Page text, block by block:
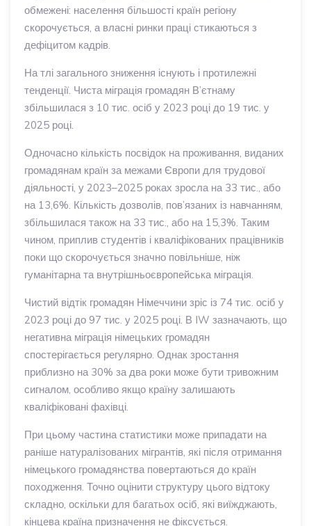
обмежені: населення більшості країн регіону
скорочується, а власні ринки праці стикаються з
дефіцитом кадрів.
На тлі загального зниження існують і протилежні
тенденції. Чиста міграція громадян В’єтнаму
збільшилася з 10 тис. осіб у 2023 році до 19 тис. у
2025 році.
Одночасно кількість посвідок на проживання, виданих
громадянам країн за межами Європи для трудової
діяльності, у 2023–2025 роках зросла на 33 тис., або
на 13,6%. Кількість дозволів, пов’язаних із навчанням,
збільшилася також на 33 тис., або на 15,3%. Таким
чином, приплив студентів і кваліфікованих працівників
поки що скорочується значно повільніше, ніж
гуманітарна та внутрішньоєвропейська міграція.
Чистий відтік громадян Німеччини зріс із 74 тис. осіб у
2023 році до 97 тис. у 2025 році. В IW зазначають, що
негативна міграція німецьких громадян
спостерігається регулярно. Однак зростання
приблизно на 30% за два роки може бути тривожним
сигналом, особливо якщо країну залишають
кваліфіковані фахівці.
При цьому частина статистики може припадати на
раніше натуралізованих мігрантів, які після отримання
німецького громадянства повертаються до країн
походження. Точно оцінити структуру цього відтоку
складно, оскільки для багатьох осіб, які виїжджають,
кінцева країна призначення не фіксується.